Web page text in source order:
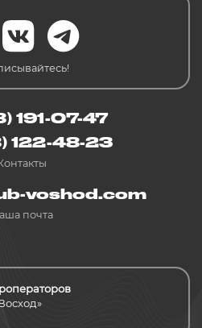
191-07-47
122-48-23
voshod.com
почта